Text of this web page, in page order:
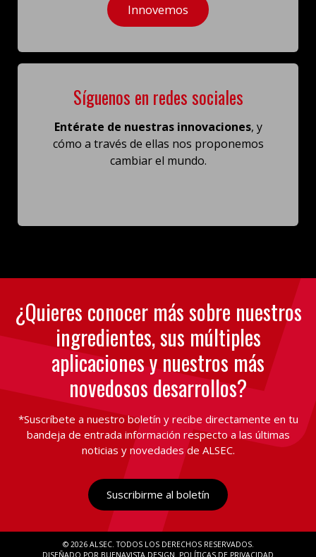
Innovemos
Síguenos en redes sociales
Entérate de nuestras innovaciones, y
cómo a través de ellas nos proponemos
cambiar el mundo.
¿Quieres conocer más sobre nuestros
ingredientes, sus múltiples
aplicaciones y nuestros más
novedosos desarrollos?
*Suscríbete a nuestro boletín y recibe directamente en tu
bandeja de entrada información respecto a las últimas
noticias y novedades de ALSEC.
Suscribirme al boletín
© 2026 ALSEC TODOS LOS DERECHOS RESERVADOS
DISEÑADO POR BUENAVISTA.DESIGN POLÍTICAS DE PRIVACIDAD